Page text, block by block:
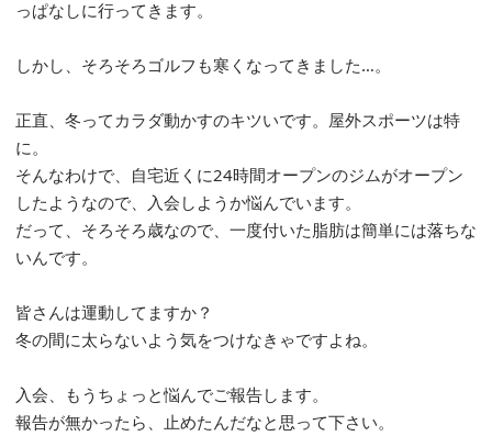
っぱなしに行ってきます。
しかし、そろそろゴルフも寒くなってきました…。
正直、冬ってカラダ動かすのキツいです。屋外スポーツは特
に。
そんなわけで、自宅近くに24時間オープンのジムがオープン
したようなので、入会しようか悩んでいます。
だって、そろそろ歳なので、一度付いた脂肪は簡単には落ちな
いんです。
皆さんは運動してますか？
冬の間に太らないよう気をつけなきゃですよね。
入会、もうちょっと悩んでご報告します。
報告が無かったら、止めたんだなと思って下さい。